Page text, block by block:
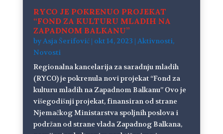
RYCO JE POKRENUO PROJEKAT
“FOND ZA KULTURU MLADIH NA
ZAPADNOM BALKANU”
byAsja Šerifović| okt 14, 2023 | Aktivnosti,
Novosti
Regionalna kancelarija za saradnju mladih
(RYCO) je pokrenula novi projekat “Fond za
kulturu mladih na Zapadnom Balkanu” Ovo je
višegodišnji projekat, finansiran od strane
Njemačkog Ministarstva spoljnih poslova i
podržan od strane vlada Zapadnog Balkana,